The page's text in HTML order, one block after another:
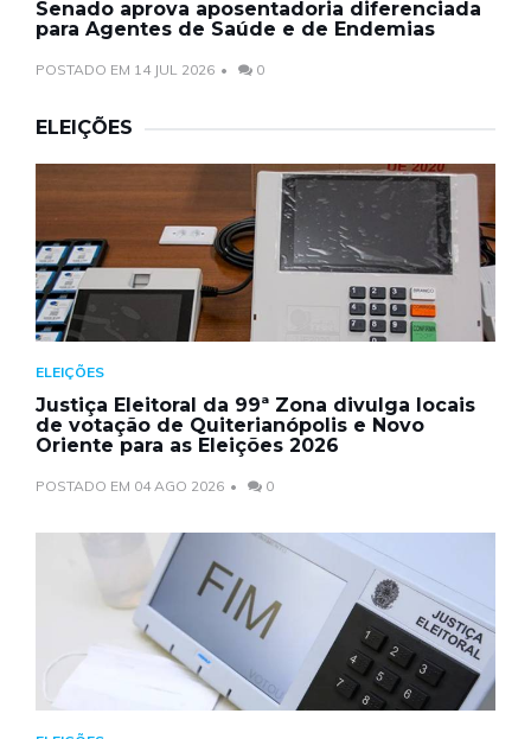
Senado aprova aposentadoria diferenciada
para Agentes de Saúde e de Endemias
POSTADO EM 14 JUL 2026 0
ELEIÇÕES
ELEIÇÕES
Justiça Eleitoral da 99ª Zona divulga locais
de votação de Quiterianópolis e Novo
Oriente para as Eleições 2026
POSTADO EM 04 AGO 2026 0